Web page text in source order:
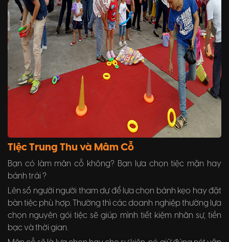
Tiệc Trung Thu và Mâm Cỗ
Bạn có làm mân cỗ không? Bạn lựa chọn tiệc mặn hay
bánh trái ?
Lên số người người tham dự để lựa chọn bánh kẹo hay đặt
bàn tiệc phù hợp. Thường thì các doanh nghiệp thường lựa
chọn nguyên gói tiệc sẽ giúp mình tiết kiệm nhân sự, tiền
bạc và thời gian.